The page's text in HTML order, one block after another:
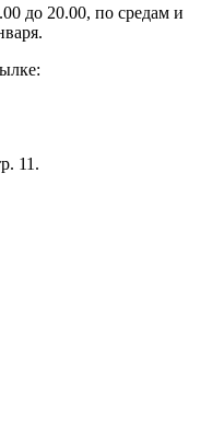
до 20.00, по средам и
11.